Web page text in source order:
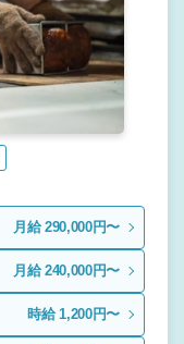
月給 290,000円〜
月給 240,000円〜
時給 1,200円〜